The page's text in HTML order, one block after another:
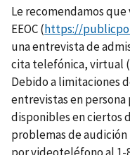
Le recomendamos
EEOC (https://
una entrevista de
cita telefónica, virtual
Debido a limitaciones
entrevistas en
disponibles en ciertos
problemas de audición